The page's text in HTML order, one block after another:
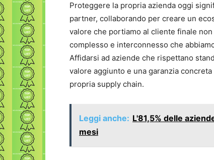
Proteggere la propria azienda oggi
partner, collaborando per creare un
valore che portiamo al cliente finale
complesso e interconnesso che
Affidarsi ad aziende che rispettano
valore aggiunto e una garanzia
propria supply chain.
Leggi anche: L'81,5% delle
mesi